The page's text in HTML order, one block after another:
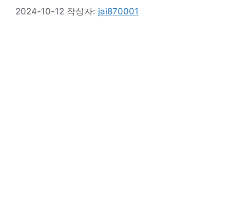
2024-10-12 작성자: jai870001